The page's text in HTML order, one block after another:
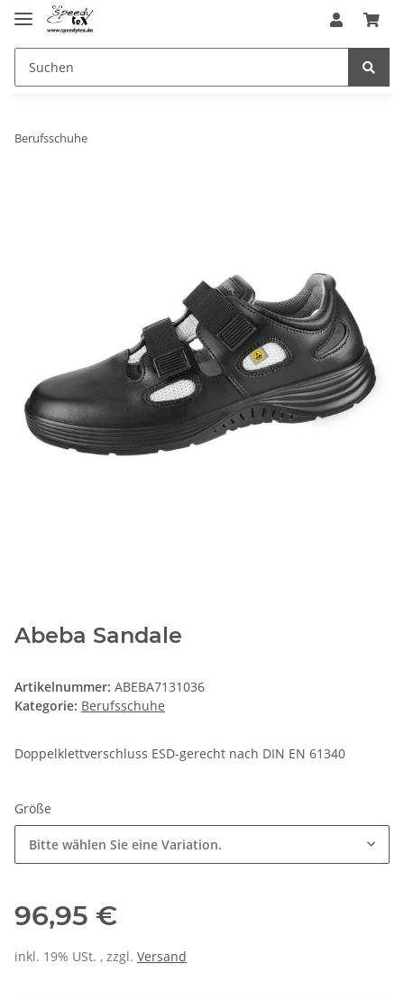
Berufsschuhe
Abeba Sandale
Artikelnummer: ABEBA7131036
Kategorie: Berufsschuhe
Doppelklettverschluss ESD-gerecht nach DIN EN 61340
Größe
Bitte wählen Sie eine Variation.
96,95 €
inkl. 19% USt. , zzgl. Versand